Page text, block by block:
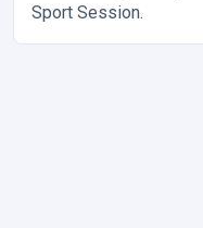
Sport Session.